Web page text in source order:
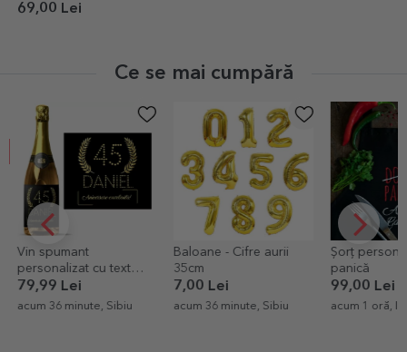
69,00 Lei
Ce se mai cumpără
Vin spumant
personalizat cu text
pentru zi de naștere -
Gold
79,99 Lei
acum 36 minute, Sibiu
Baloane - Cifre aurii
35cm
7,00 Lei
acum 36 minute, Sibiu
Șorț
panică
99,00 Lei
acum 1 oră,